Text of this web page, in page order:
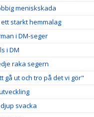
meniskskada
ett starkt hemmalag
i DM-seger
i DM
raka segern
gå ut och tro på det vi gör"
svacka